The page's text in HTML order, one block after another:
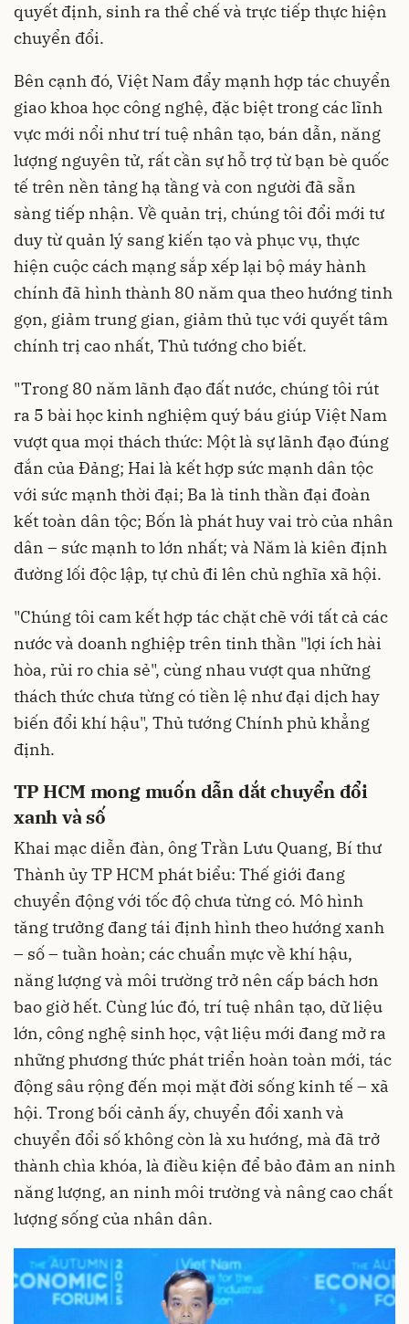
quyết định, sinh ra thể chế và trực tiếp thực hiện
chuyển đổi.
Bên cạnh đó, Việt Nam đẩy mạnh hợp tác chuyển
giao khoa học công nghệ, đặc biệt trong các lĩnh
vực mới nổi như trí tuệ nhân tạo, bán dẫn, năng
lượng nguyên tử, rất cần sự hỗ trợ từ bạn bè quốc
tế trên nền tảng hạ tầng và con người đã sẵn
sàng tiếp nhận. Về quản trị, chúng tôi đổi mới tư
duy từ quản lý sang kiến tạo và phục vụ, thực
hiện cuộc cách mạng sắp xếp lại bộ máy hành
chính đã hình thành 80 năm qua theo hướng tinh
gọn, giảm trung gian, giảm thủ tục với quyết tâm
chính trị cao nhất, Thủ tướng cho biết.
"Trong 80 năm lãnh đạo đất nước, chúng tôi rút
ra 5 bài học kinh nghiệm quý báu giúp Việt Nam
vượt qua mọi thách thức: Một là sự lãnh đạo đúng
đắn của Đảng; Hai là kết hợp sức mạnh dân tộc
với sức mạnh thời đại; Ba là tinh thần đại đoàn
kết toàn dân tộc; Bốn là phát huy vai trò của nhân
dân – sức mạnh to lớn nhất; và Năm là kiên định
đường lối độc lập, tự chủ đi lên chủ nghĩa xã hội.
"Chúng tôi cam kết hợp tác chặt chẽ với tất cả các
nước và doanh nghiệp trên tinh thần "lợi ích hài
hòa, rủi ro chia sẻ", cùng nhau vượt qua những
thách thức chưa từng có tiền lệ như đại dịch hay
biến đổi khí hậu", Thủ tướng Chính phủ khẳng
định.
TP HCM mong muốn dẫn dắt chuyển đổi
xanh và số
Khai mạc diễn đàn, ông Trần Lưu Quang, Bí thư
Thành ủy TP HCM phát biểu: Thế giới đang
chuyển động với tốc độ chưa từng có. Mô hình
tăng trưởng đang tái định hình theo hướng xanh
– số – tuần hoàn; các chuẩn mực về khí hậu,
năng lượng và môi trường trở nên cấp bách hơn
bao giờ hết. Cùng lúc đó, trí tuệ nhân tạo, dữ liệu
lớn, công nghệ sinh học, vật liệu mới đang mở ra
những phương thức phát triển hoàn toàn mới, tác
động sâu rộng đến mọi mặt đời sống kinh tế – xã
hội. Trong bối cảnh ấy, chuyển đổi xanh và
chuyển đổi số không còn là xu hướng, mà đã trở
thành chìa khóa, là điều kiện để bảo đảm an ninh
năng lượng, an ninh môi trường và nâng cao chất
lượng sống của nhân dân.